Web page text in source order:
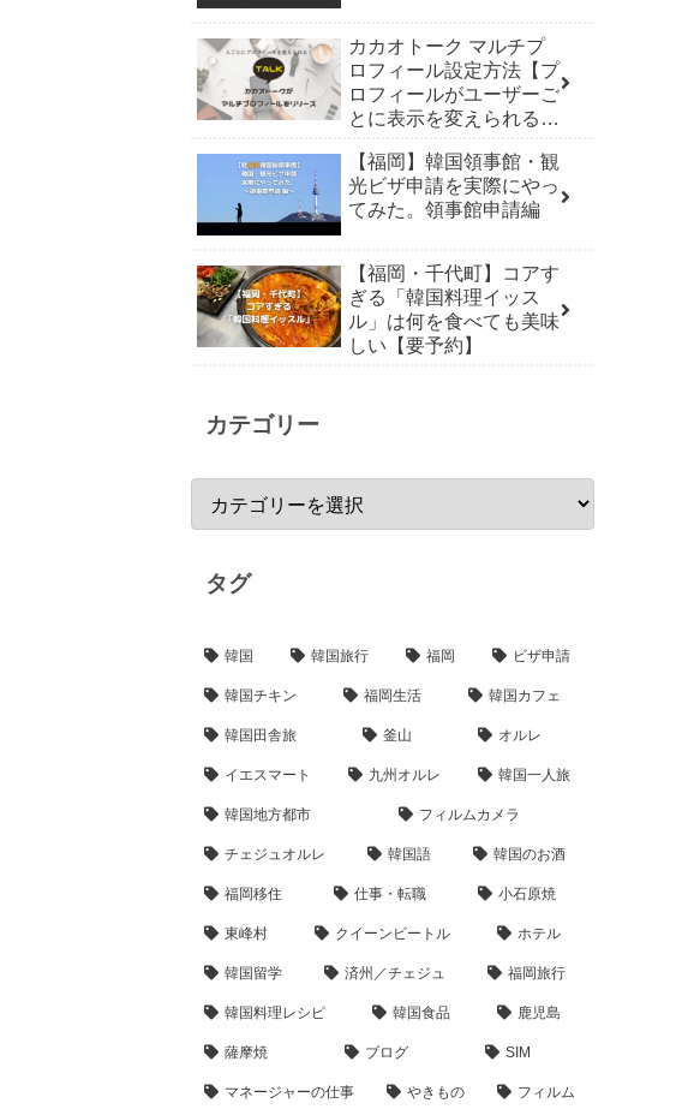
カカオトーク マルチプ
ロフィール設定方法【プ
ロフィールがユーザーご
とに表示を変えられる機
【福岡】韓国領事館・観
光ビザ申請を実際にやっ
てみた。領事館申請編
【福岡・千代町】コアす
ぎる「韓国料理イッス
ル」は何を食べても美味
しい【要予約】
カテゴリー
タグ
韓国 韓国旅行 福岡 ビザ申請
韓国チキン 福岡生活 韓国カフェ
韓国田舎旅 釜山 オルレ
イエスマート 九州オルレ 韓国一人旅
韓国地方都市 フィルムカメラ
チェジュオルレ 韓国語 韓国のお酒
福岡移住 仕事・転職 小石原焼
東峰村 クイーンビートル ホテル
韓国留学 済州／チェジュ 福岡旅行
韓国料理レシピ 韓国食品 鹿児島
薩摩焼 ブログ SIM
マネージャーの仕事 やきもの フィルム